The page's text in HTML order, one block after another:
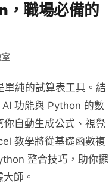
職場必備的
室
純的試算表工具。結
功能與 Python 的數
自動生成公式、視覺
教學將從基礎函數複
整合技巧，助你擺
師。